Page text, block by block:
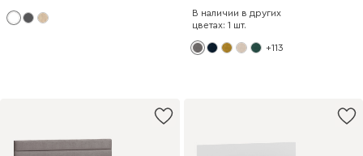
В наличии в других
цветах: 1 шт.
+113